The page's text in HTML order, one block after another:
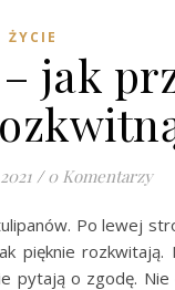
ŻYCIE
jak
/ 0 Komentarzy
Po lewej
pięknie rozkwitają.
pytają o zgodę. Nie